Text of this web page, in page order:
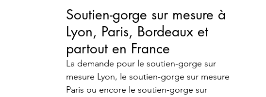
Soutien-gorge sur mesure à
Lyon, Paris, Bordeaux et
partout en France
La demande pour le soutien-gorge sur
mesure Lyon, le soutien-gorge sur mesure
Paris ou encore le soutien-gorge sur